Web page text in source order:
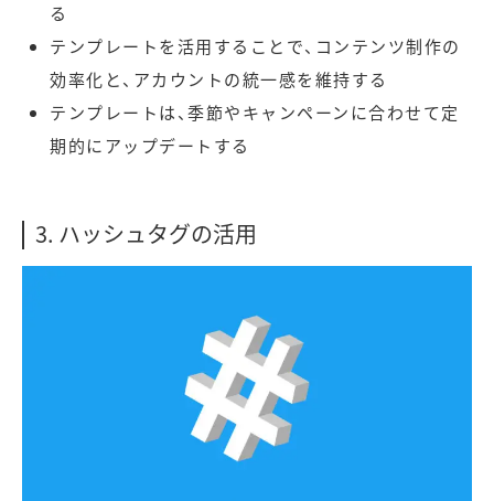
る
テンプレートを活用することで、コンテンツ制作の
効率化と、アカウントの統一感を維持する
テンプレートは、季節やキャンペーンに合わせて定
期的にアップデートする
3. ハッシュタグの活用